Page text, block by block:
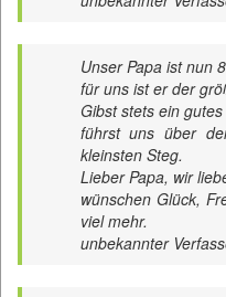
Unser Papa ist nun
für uns ist er der
Gibst stets ein
führst uns über
kleinsten Steg.
Lieber Papa, wir
wünschen Glück,
viel mehr.
unbekannter